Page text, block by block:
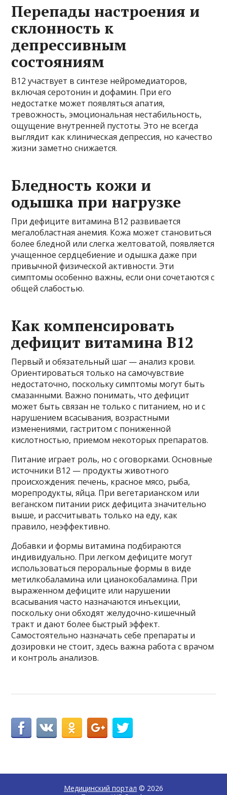
Перепады настроения и
склонность к
депрессивным
состояниям
B12 участвует в синтезе нейромедиаторов,
включая серотонин и дофамин. При его
недостатке может появляться апатия,
тревожность, эмоциональная нестабильность,
ощущение внутренней пустоты. Это не всегда
выглядит как клиническая депрессия, но качество
жизни заметно снижается.
Бледность кожи и
одышка при нагрузке
При дефиците витамина B12 развивается
мегалобластная анемия. Кожа может становиться
более бледной или слегка желтоватой, появляется
учащенное сердцебиение и одышка даже при
привычной физической активности. Эти
симптомы особенно важны, если они сочетаются с
общей слабостью.
Как компенсировать
дефицит витамина B12
Первый и обязательный шаг — анализ крови.
Ориентироваться только на самочувствие
недостаточно, поскольку симптомы могут быть
смазанными. Важно понимать, что дефицит
может быть связан не только с питанием, но и с
нарушением всасывания, возрастными
изменениями, гастритом с пониженной
кислотностью, приемом некоторых препаратов.
Питание играет роль, но с оговорками. Основные
источники B12 — продукты животного
происхождения: печень, красное мясо, рыба,
морепродукты, яйца. При вегетарианском или
веганском питании риск дефицита значительно
выше, и рассчитывать только на еду, как
правило, неэффективно.
Добавки и формы витамина подбираются
индивидуально. При легком дефиците могут
использоваться пероральные формы в виде
метилкобаламина или цианокобаламина. При
выраженном дефиците или нарушении
всасывания часто назначаются инъекции,
поскольку они обходят желудочно-кишечный
тракт и дают более быстрый эффект.
Самостоятельно назначать себе препараты и
дозировки не стоит, здесь важна работа с врачом
и контроль анализов.
Медицинский портал © 2026